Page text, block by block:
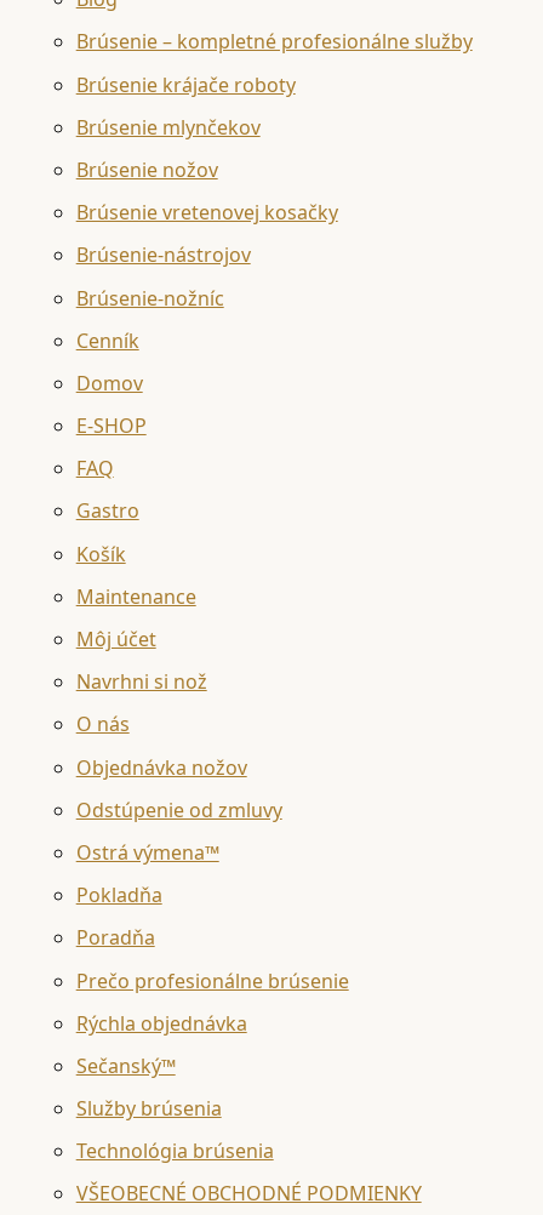
Brúsenie – kompletné profesionálne služby
Brúsenie krájače roboty
Brúsenie mlynčekov
Brúsenie nožov
Brúsenie vretenovej kosačky
Brúsenie-nástrojov
Brúsenie-nožníc
Cenník
Domov
E-SHOP
FAQ
Gastro
Košík
Maintenance
Môj účet
Navrhni si nož
O nás
Objednávka nožov
Odstúpenie od zmluvy
Ostrá výmena™
Pokladňa
Poradňa
Prečo profesionálne brúsenie
Rýchla objednávka
Sečanský™
Služby brúsenia
Technológia brúsenia
VŠEOBECNÉ OBCHODNÉ PODMIENKY